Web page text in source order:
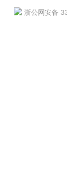
浙公网安备